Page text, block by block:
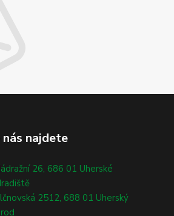
nás najdete
26, 686 01 Uherské
2512, 688 01 Uherský